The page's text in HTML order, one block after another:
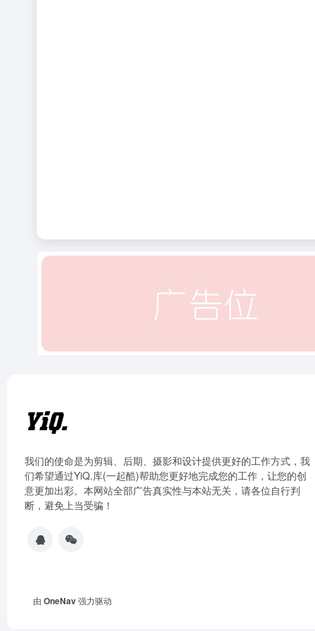
我们的使命是为剪辑、后期、摄影和设计提供更好的工作方式，我
们希望通过YiQ.库(一起酷)帮助您更好地完成您的工作，让您的创
意更加出彩。本网站全部广告真实性与本站无关，请各位自行判
断，避免上当受骗！
由 OneNav强力驱动